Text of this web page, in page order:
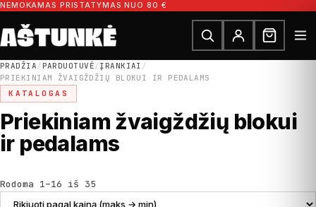
Pereiti prie turinio
NEMOKAMAS PRISTATYMAS NUO 80 €
Ieškoti dalių
Ieškoti
PRADŽIA/PARDUOTUVĖ/ĮRANKIAI /
PRIEKINIAM ŽVAIGŽDŽIŲ BLOKUI IR PEDALAMS
KATALOGAS
Priekiniam žvaigždžių blokui
ir pedalams
Rodoma 1–16 iš 35